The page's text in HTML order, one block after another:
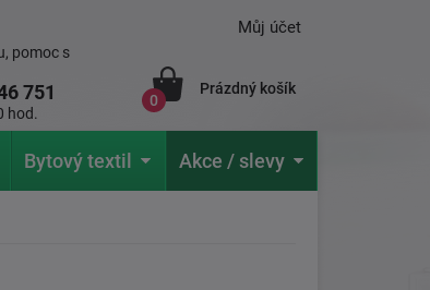
pomoc s
751
hod.
Můj účet
0
Prázdný košík
Bytový textil Akce / slevy